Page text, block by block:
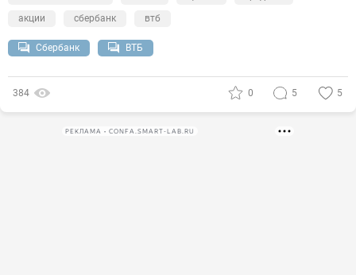
акции
сбербанк втб
Сбербанк ВТБ
384 0 5 5
РЕКЛАМА • CONFA.SMART-LAB.RU